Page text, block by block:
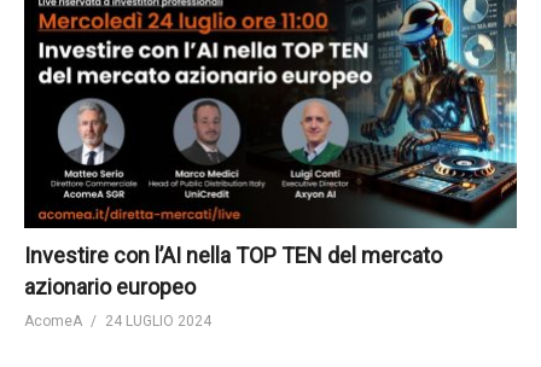
Investire con l’AI nella TOP TEN del mercato
azionario europeo
AcomeA 24 LUGLIO 2024